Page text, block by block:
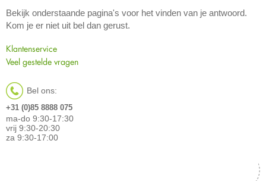
Bekijk onderstaande pagina's voor het vinden van je antwoord.
Kom je er niet uit bel dan gerust.
Klantenservice
Veel gestelde vragen
Bel ons:
+31 (0)85 8888 075
ma-do 9:30-17:30
vrij 9:30-20:30
za 9:30-17:00